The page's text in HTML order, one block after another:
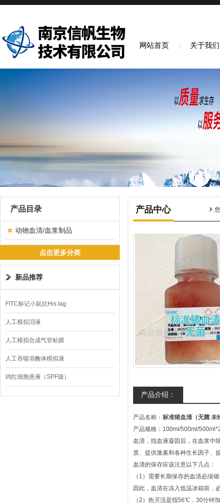
网站首页 关于我们
产品目录
动物血清/血浆制品
点击更多分类
新品推荐
FITC标记小鼠抗His tag
人工模拟泪液
人工模拟合成气管粘膜
人工吞噬溶酶体模拟液
鸡红细胞悬液（SPF级）
产品中心
产品介绍：
产品名称： 标准猪血清（无菌 未
产品规格：100ml/500ml/
血清，指血液凝固后，在血浆中
质、提供激素和各种生长因子、
血清的保存应该注意以下几点：
（1）需要长期保存的血清必
因此，血清在冻入低温冰箱前，
（2）热灭活是指56℃，30分钟